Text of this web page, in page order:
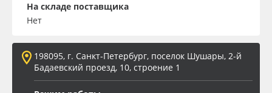
На складе поставщика
Нет
198095, г. Санкт-Петербург, поселок Шушары, 2-й
Бадаевский проезд, 10, строение 1